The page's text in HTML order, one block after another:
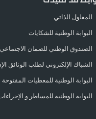
المقاول الذاتي
البوابة الوطنية للشكايات
الصندوق الوطني للضمان الاجتماعي
الشباك الإلكتروني لطلب الوثائق
البوابة الوطنية للمعطيات المفتوحة
البوابة الوطنية للمساطر و